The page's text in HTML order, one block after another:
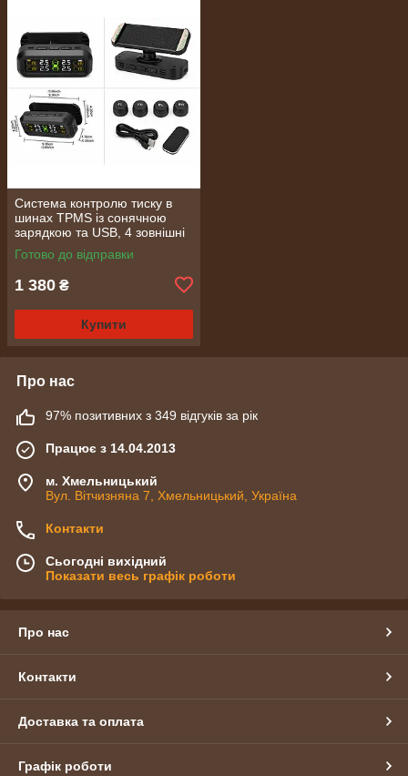
Система контролю тиску в
шинах TPMS із сонячною
зарядкою та USB, 4 зовнішні
датчики (2390)
Готово до відправки
1 380 ₴
Купити
Про нас
97% позитивних з 349 відгуків за рік
Працює з 14.04.2013
м. Хмельницький
Вул. Вітчизняна 7, Хмельницький, Україна
Контакти
Сьогодні вихідний
Показати весь графік роботи
Про нас
Контакти
Доставка та оплата
Графік роботи